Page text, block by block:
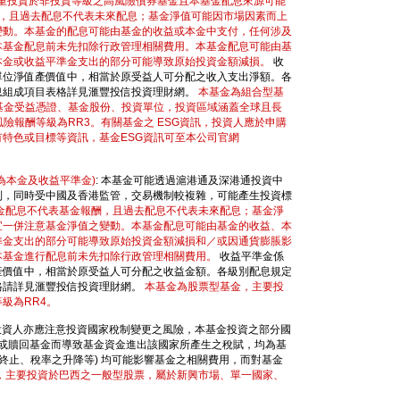
且過去配息不代表未來配息；基金淨值可能因市場因素而上
。本基金的配息可能由基金的收益或本金中支付，任何涉及
金配息前未先扣除行政管理相關費用。本基金配息可能由基
或收益平準金支出的部分可能導致原始投資金額減損。
收
淨值產價值中，相當於原受益人可分配之收入支出淨額。各
成項目表格詳見滙豐投信投資理財網。 本基金為組合型基
受益憑證、基金股份、投資單位，投資區域涵蓋全球且長
報酬等級為RR3。有關基金之 ESG資訊，投資人應於申購
色或目標等資訊，基金ESG資訊可至本公司官網
本金及收益平準金): 本基金可能透過滬港通及深港通投資中
同時受中國及香港監管，交易機制較複雜，可能產生投資標
配息不代表基金報酬，且過去配息不代表未來配息；基金淨
併注意基金淨值之變動。本基金配息可能由基金的收益、本
支出的部分可能導致原始投資金額減損和／或因通貨膨脹影
金進行配息前未先扣除行政管理相關費用。
收益平準金係
值中，相當於原受益人可分配之收益金額。各級別配息規定
詳見滙豐投信投資理財網。 本基金為股票型基金，主要投
為RR4。
資人亦應注意投資國家稅制變更之風險，本基金投資之部分國
贖回基金而導致基金資金進出該國家所產生之稅賦，均為基
止、稅率之升降等) 均可能影響基金之相關費用，而對基金
要投資於巴西之一般型股票，屬於新興市場、單一國家、